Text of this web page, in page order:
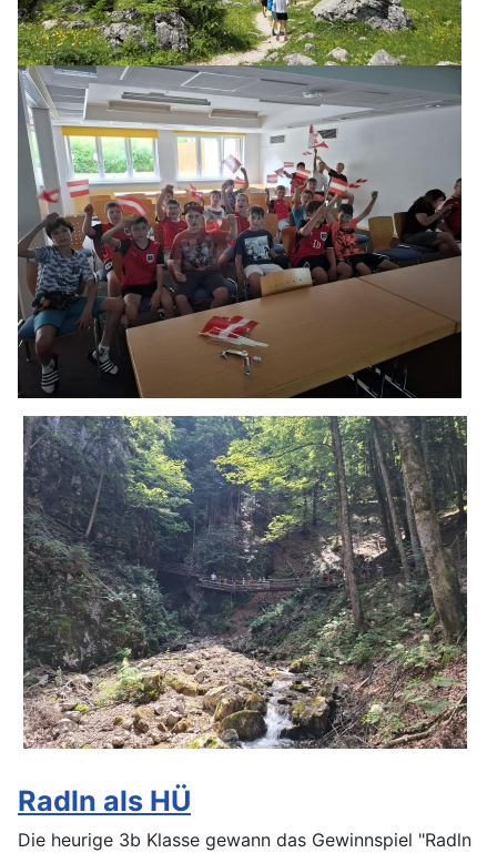
Radln als HÜ
Die heurige 3b Klasse gewann das Gewinnspiel "Radln